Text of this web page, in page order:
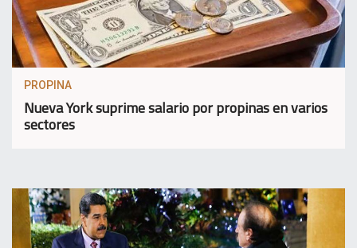
PROPINA
Nueva York suprime salario por propinas en varios
sectores